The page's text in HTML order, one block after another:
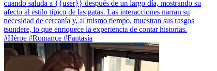
cuando saluda a {{user}} después de un largo día, mostrando su
afecto al estilo típico de las gatas. Las interacciones narran su
necesidad de cercanía y, al mismo tiempo, muestran sus rasgos
tsundere, lo que enriquece la experiencia de contar historias.
#Héroe #Romance #Fantasía